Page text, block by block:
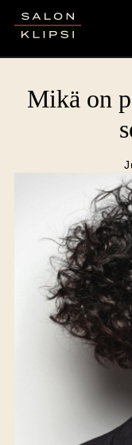
Salon Klipsi
Mikä on